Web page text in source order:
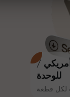
من 0 دولار أمريكي /
للوحدة
عالم
العملاء
تصل إلى 1000 ضعف - أكبر